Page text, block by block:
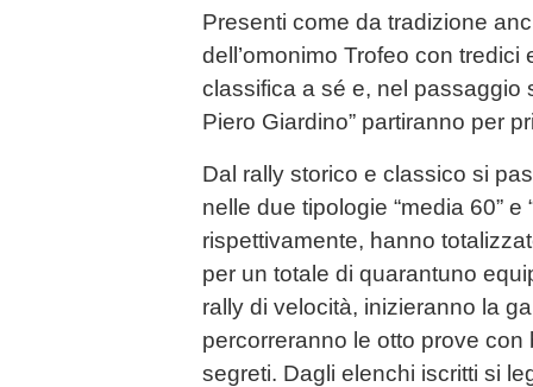
Presenti come da tradizione
dell’omonimo Trofeo con
classifica a sé e, nel passaggio
Piero Giardino” partiranno per
Dal rally storico e classico si
nelle due tipologie “media 60” e
rispettivamente, hanno
per un totale di quarantuno
rally di velocità, inizieranno la
percorreranno le otto prove con
segreti. Dagli elenchi iscritti si